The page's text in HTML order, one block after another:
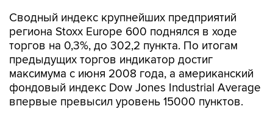
Сводный индекс крупнейших предприятий
региона Stoxx Europe 600 поднялся в ходе
торгов на 0,3%, до 302,2 пункта. По итогам
предыдущих торгов индикатор достиг
максимума с июня 2008 года, а американский
фондовый индекс Dow Jones Industrial Average
впервые превысил уровень 15000 пунктов.